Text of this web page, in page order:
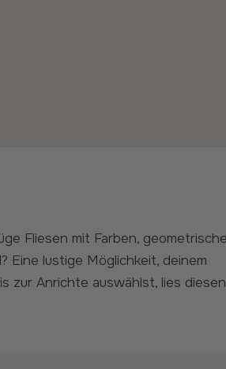
Eine lustige Möglichkeit, deinem
zur Anrichte auswählst, lies diesen